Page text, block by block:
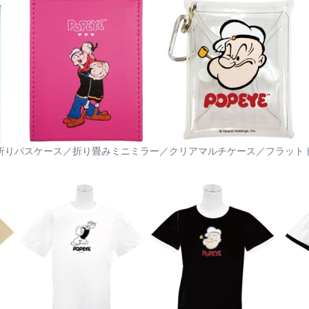
りパスケース／折り畳みミニミラー／クリアマルチケース／フラット